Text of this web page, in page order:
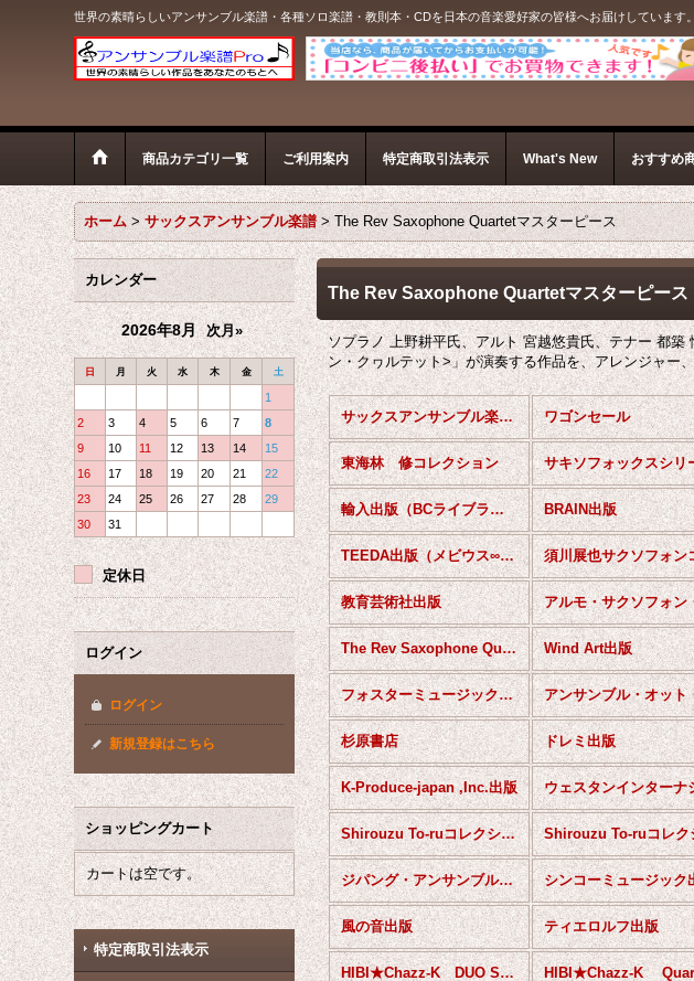
世界の素晴らしいアンサンブル楽譜・各種ソロ楽譜・教則本・CDを日本の音楽愛好家の皆様へお届けしています。
商品カテゴリ一覧 ご利用案内 特定商取引法表示 What's New おすすめ
ホーム > サックスアンサンブル楽譜 > The Rev Saxophone Quartetマスターピース
カレンダー
2026年8月 次月»
日 月 火 水 木 金 土
1
2
3 4 5 6 7
8
9
10 11 12 13 14
15
16
17 18 19 20 21
22
23
24 25 26 27 28
29
30
31
定休日
ログイン
ログイン
新規登録はこちら
ショッピングカート
カートは空です。
特定商取引法表示
The Rev Saxophone Quartetマスターピース
ソプラノ 上野耕平氏、アルト 宮越悠貴氏、テナー 都
ン・クヮルテット>」が演奏する作品を、アレンジャー
サックスアンサンブル楽譜 (全商品) ワゴンセール
東海林 修コレクション
輸入出版（BCライブラリー） BRAIN出版
TEEDA出版（メビウス∞サクソフォンアンサンブルシリーズ）
教育芸術社出版
The Rev Saxophone Quartetマスターピース Wind Art出版
フォスターミュージック出版
杉原書店 ドレミ出版
K-Produce-japan ,Inc.出版
Shirouzu To-ruコレクション（クラシック作品）
ジパング・アンサンブル・シリーズ シンコーミュージック
風の音出版 ティエロルフ出版
HIBI★Chazz-K DUO Series